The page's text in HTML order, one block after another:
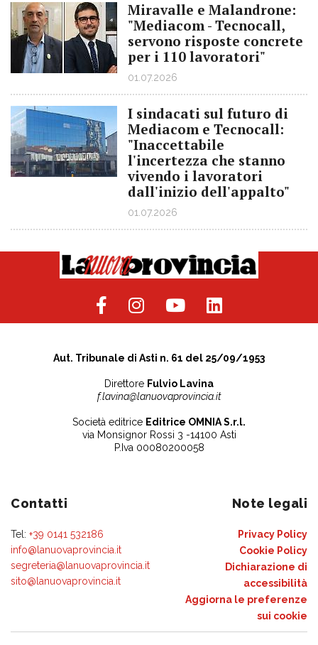
Miravalle e Malandrone:
"Mediacom - Tecnocall,
servono risposte concrete
per i 110 lavoratori"
01.07.2026
I sindacati sul futuro di
Mediacom e Tecnocall:
"Inaccettabile
l'incertezza che stanno
vivendo i lavoratori
dall'inizio dell'appalto"
01.07.2026
Aut. Tribunale di Asti n. 61 del 25/09/1953
Direttore Fulvio Lavina
f.lavina@lanuovaprovincia.it
Società editrice Editrice OMNIA S.r.l.
via Monsignor Rossi 3 -14100 Asti
P.Iva 00080200058
Contatti
Tel: +39 0141 532186
info@lanuovaprovincia.it
segreteria@lanuovaprovincia.it
sito@lanuovaprovincia.it
Note legali
Privacy Policy
Cookie Policy
Dichiarazione di
accessibilità
Aggiorna le preferenze
sui cookie